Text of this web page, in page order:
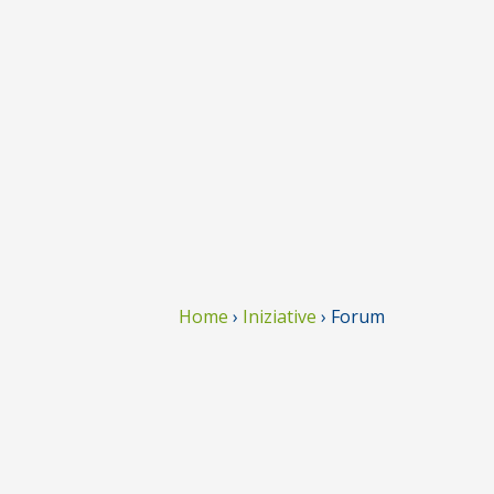
Home › Iniziative › Forum